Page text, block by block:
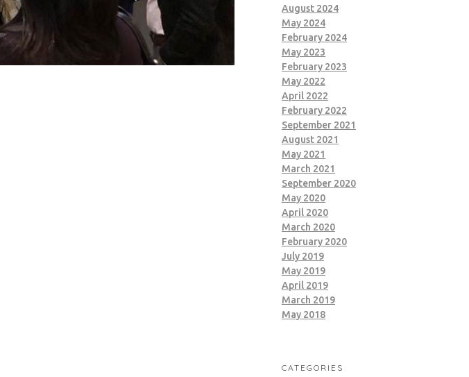
August 2024
May 2024
February 2024
May 2023
February 2023
May 2022
April 2022
February 2022
September 2021
August 2021
May 2021
March 2021
September 2020
May 2020
April 2020
March 2020
February 2020
July 2019
May 2019
April 2019
March 2019
May 2018
CATEGORIES